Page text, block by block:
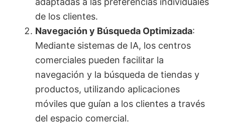
de los clientes.
Navegación y Búsqueda Optimizada:
Mediante sistemas de IA, los centros
comerciales pueden facilitar la
navegación y la búsqueda de tiendas y
productos, utilizando aplicaciones
móviles que guían a los clientes a través
del espacio comercial.